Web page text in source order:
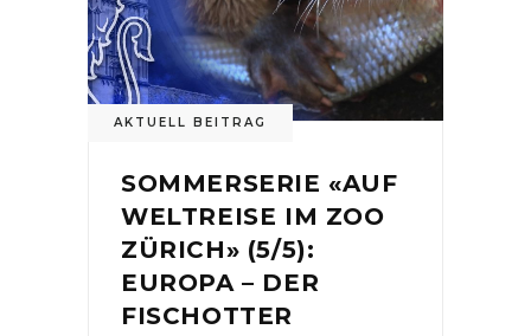
AKTUELL BEITRAG
SOMMERSERIE «AUF
WELTREISE IM ZOO
ZÜRICH» (5/5):
EUROPA – DER
FISCHOTTER